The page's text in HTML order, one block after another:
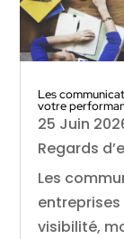
Les
votre
25 Juin
Regards
Les
visibilité,